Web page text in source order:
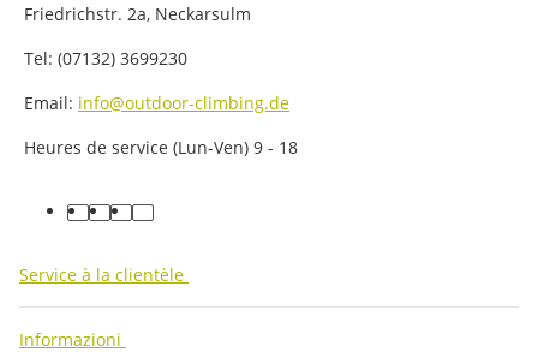
Friedrichstr. 2a, Neckarsulm
Tel: (07132) 3699230
Email: info@outdoor-climbing.de
Heures de service (Lun-Ven) 9 - 18
facebook
youtube
instagram
tiktok
Service à la clientèle
Informazioni